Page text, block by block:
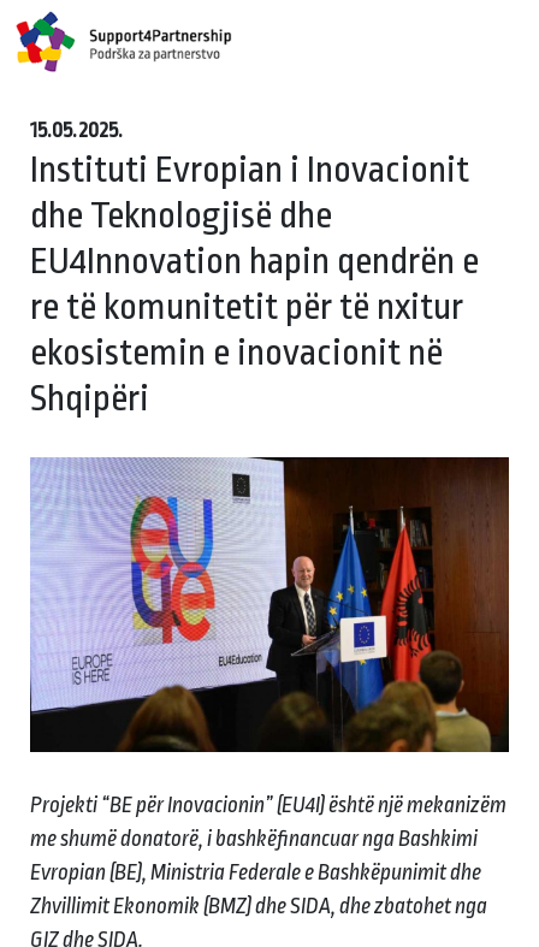
15.05.2025.
Instituti Evropian i Inovacionit
dhe Teknologjisë dhe
EU4Innovation hapin qendrën e
re të komunitetit për të nxitur
ekosistemin e inovacionit në
Shqipëri
Projekti “BE për Inovacionin” (EU4I) është një mekanizëm
me shumë donatorë, i bashkëfinancuar nga Bashkimi
Evropian (BE), Ministria Federale e Bashkëpunimit dhe
Zhvillimit Ekonomik (BMZ) dhe SIDA, dhe zbatohet nga
GIZ dhe SIDA.